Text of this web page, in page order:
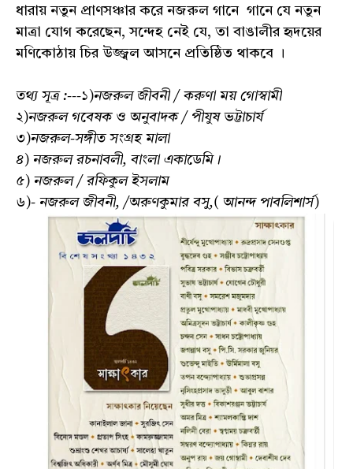
ধারায় নতুন প্রাণসঞ্চার করে নজরুল গানে গানে যে নতুন
মাত্রা যোগ করেছেন, সন্দেহ নেই যে, তা বাঙালীর হৃদয়ের
মণিকোঠায় চির উজ্জ্বল আসনে প্রতিষ্ঠিত থাকবে ।
তথ্য সূত্র :---১)নজরুল জীবনী / করুণা ময় গোস্বামী
২)নজরুল গবেষক ও অনুবাদক / পীযুষ ভট্টাচাৰ্য
৩)নজরুল-সঙ্গীত সংগ্রহ মালা
৪) নজরুল রচনাবলী, বাংলা একাডেমি।
৫) নজরুল / রফিকুল ইসলাম
৬)- নজরুল জীবনী, /অরুণকুমার বসু,( আনন্দ পাবলিশার্স)